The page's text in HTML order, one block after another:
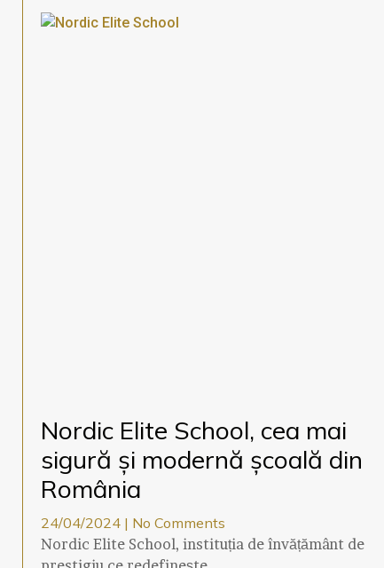
Nordic Elite School, cea mai
sigură și modernă școală din
România
24/04/2024
No Comments
Nordic Elite School, instituția de învățământ de